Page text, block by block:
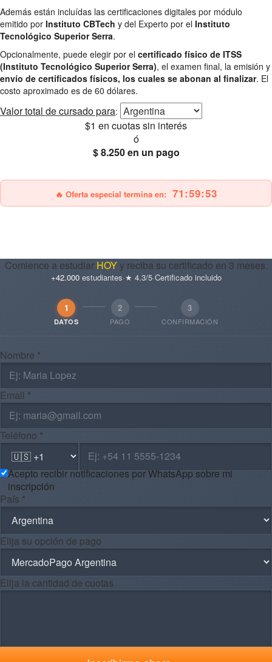
Además están incluídas las certificaciones digitales por módulo
emitido por Instituto CBTech y del Experto por el Instituto
Tecnológico Superior Serra.
Opcionalmente, puede elegir por el certificado físico de ITSS
(Instituto Tecnológico Superior Serra), el examen final, la emisión y
envío de certificados físicos, los cuales se abonan al finalizar. El
costo aproximado es de 60 dólares.
Valor total de cursado para:
$1 en cuotas sin interés
ó
$ 8.250en un pago
🔥 Oferta especial termina en: 71:59:52
Comience a estudiar HOYy reciba su certificado en 3 meses.
+42.000estudiantes·★ 4.3/5·Certificado incluido
1
DATOS
2
PAGO
3
CONFIRMACIÓN
Nombre *
Email *
Teléfono *
Acepto recibir notificaciones por WhatsApp sobre mi
inscripción
País *
Elija su opción de pago
Elija la cantidad de cuotas